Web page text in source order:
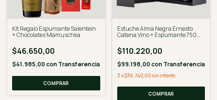
Kit Regalo Espumante Salentein
+ Chocolates Mamuschka
$46.650,00
$41.985,00 con Transferencia
Estuche Alma Negra Ernesto
Catena Vino + Espumante 750
$110.220,00
$99.198,00 con Transferencia
3 x$36.740,00 sin interés